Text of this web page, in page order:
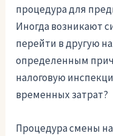
процедура для
Иногда возникают
перейти в другую
определенным
налоговую
временных затрат?
Процедура смены